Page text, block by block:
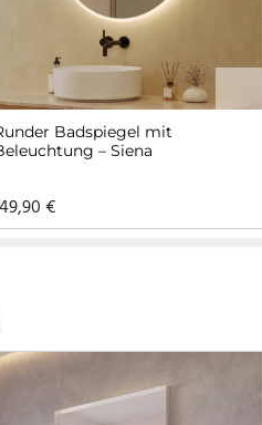
Badspiegel mit
– Siena
€